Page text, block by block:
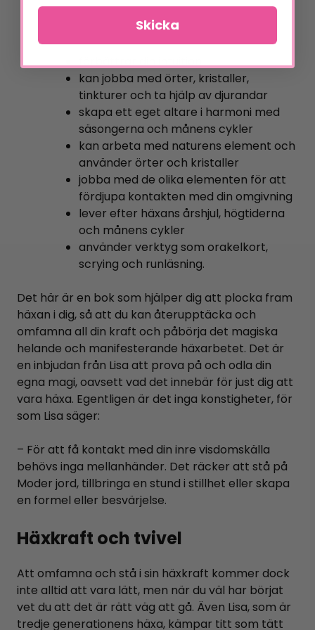
förbättrar din intuition
kan jobba med örter, kristaller,
tinkturer och ta hjälp av djurandar
skapa ett eget altare i harmoni med
säsongerna och månens cykler
kan arbeta med naturens element och
använder örter och kristaller
jobba med de olika elementen för att
fördjupa kontakten med din omgivning
lever efter häxans årshjul, högtiderna
och månens cykler
använder verktyg som orakelkort,
scrying och runläsning.
Det här är en bok som hjälper dig att plocka fram
häxan i dig, så att du kan återupptäcka och
omfamna all din kraft och påbörja det magiska
helande och manifesterande häxarbetet. Det är
en inbjudan från Lisa att prova på och odla din
egna magi, oavsett vad det innebär för just dig att
vara häxa. Egentligen är det inga konstigheter, för
som Lisa säger:
– För att få kontakt med din inre visdomskälla
behövs inga mellanhänder. Det räcker att stå på
Moder jord, tillbringa en stund i stillhet eller skapa
en formel eller besvärjelse.
Häxkraft och tvivel
Att omfamna och stå i sin häxkraft kommer dock
inte alltid att vara lätt, men när du väl har börjat
vet du att det är rätt väg att gå. Även Lisa, som är
tredje generationens häxa, kämpar titt som tätt
Skicka